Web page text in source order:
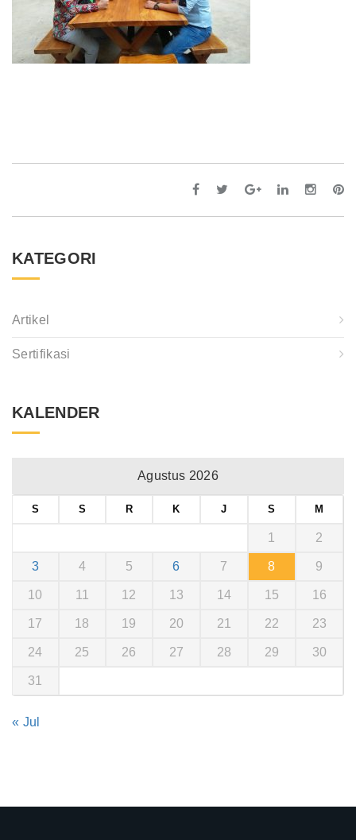
KATEGORI
Artikel
Sertifikasi
KALENDER
Agustus 2026
S S R K J S M
1 2
3 4 5 6 7 8 9
10 11 12 13 14 15 16
17 18 19 20 21 22 23
24 25 26 27 28 29 30
31
« Jul